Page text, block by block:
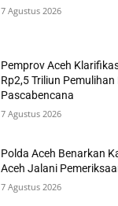
7 Agustus 2026
Pemprov Aceh
Rp2,5 Triliun
Pascabencana
7 Agustus 2026
Polda Aceh Benarkan
Aceh Jalani
7 Agustus 2026